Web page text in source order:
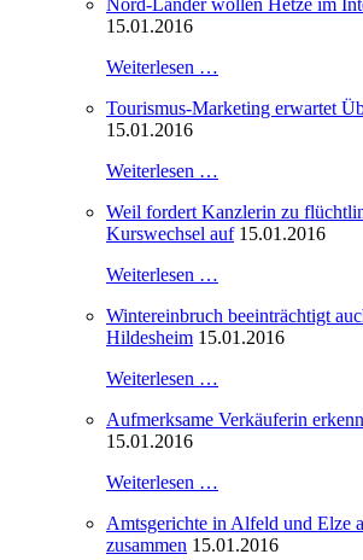
15.01.2016
Weiterlesen …
Tourismus-Marketing erwartet
15.01.2016
Weiterlesen …
Weil fordert Kanzlerin zu
Kurswechsel auf 15.01.2016
Weiterlesen …
Wintereinbruch beeinträchtigt
Hildesheim 15.01.2016
Weiterlesen …
Aufmerksame Verkäuferin
15.01.2016
Weiterlesen …
Amtsgerichte in Alfeld und Elze
zusammen 15.01.2016